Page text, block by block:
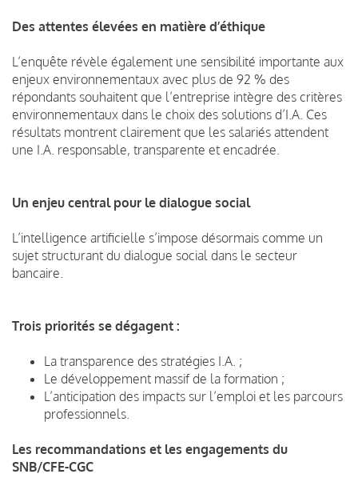
Des attentes élevées en matière d’éthique
L’enquête révèle également une sensibilité importante aux
enjeux environnementaux avec plus de 92 % des
répondants souhaitent que l’entreprise intègre des critères
environnementaux dans le choix des solutions d’I.A. Ces
résultats montrent clairement que les salariés attendent
une I.A. responsable, transparente et encadrée.
Un enjeu central pour le dialogue social
L’intelligence artificielle s’impose désormais comme un
sujet structurant du dialogue social dans le secteur
bancaire.
Trois priorités se dégagent :
La transparence des stratégies I.A. ;
Le développement massif de la formation ;
L’anticipation des impacts sur l’emploi et les parcours
professionnels.
Les recommandations et les engagements du
SNB/CFE-CGC